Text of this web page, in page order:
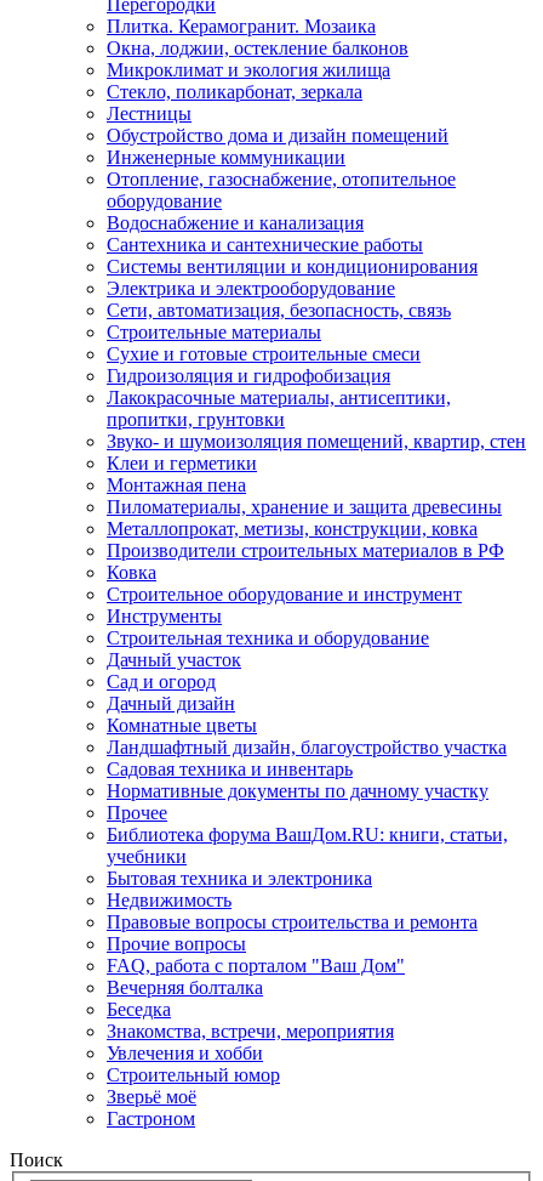
Плитка. Керамогранит. Мозаика
Окна, лоджии, остекление балконов
Микроклимат и экология жилища
Стекло, поликарбонат, зеркала
Лестницы
Обустройство дома и дизайн помещений
Инженерные коммуникации
Отопление, газоснабжение, отопительное
оборудование
Водоснабжение и канализация
Сантехника и сантехнические работы
Системы вентиляции и кондиционирования
Электрика и электрооборудование
Сети, автоматизация, безопасность, связь
Строительные материалы
Сухие и готовые строительные смеси
Гидроизоляция и гидрофобизация
Лакокрасочные материалы, антисептики,
пропитки, грунтовки
Звуко- и шумоизоляция помещений, квартир, стен
Клеи и герметики
Монтажная пена
Пиломатериалы, хранение и защита древесины
Металлопрокат, метизы, конструкции, ковка
Производители строительных материалов в РФ
Ковка
Строительное оборудование и инструмент
Инструменты
Строительная техника и оборудование
Дачный участок
Сад и огород
Дачный дизайн
Комнатные цветы
Ландшафтный дизайн, благоустройство участка
Садовая техника и инвентарь
Нормативные документы по дачному участку
Прочее
Библиотека форума ВашДом.RU: книги, статьи,
учебники
Бытовая техника и электроника
Недвижимость
Правовые вопросы строительства и ремонта
Прочие вопросы
FAQ, работа с порталом "Ваш Дом"
Вечерняя болталка
Беседка
Знакомства, встречи, мероприятия
Увлечения и хобби
Строительный юмор
Зверьё моё
Гастроном
Поиск